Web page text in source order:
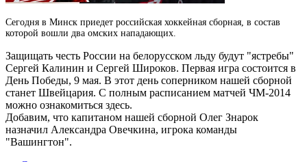
Сегодня в Минск приедет российская хоккейная сборная, в состав
которой вошли два омских нападающих.
Защищать честь России на белорусском льду будут "ястребы"
Сергей Калинин и Сергей Широков. Первая игра состоится в
День Победы, 9 мая. В этот день соперником нашей сборной
станет Швейцария. С полным расписанием матчей ЧМ-2014
можно ознакомиться здесь.
Добавим, что капитаном нашей сборной Олег Знарок
назначил Александра Овечкина, игрока команды
"Вашингтон".